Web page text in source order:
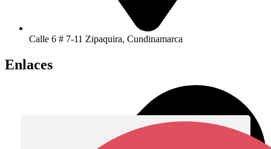
Calle 6 # 7-11 Zipaquira, Cundinamarca
Enlaces